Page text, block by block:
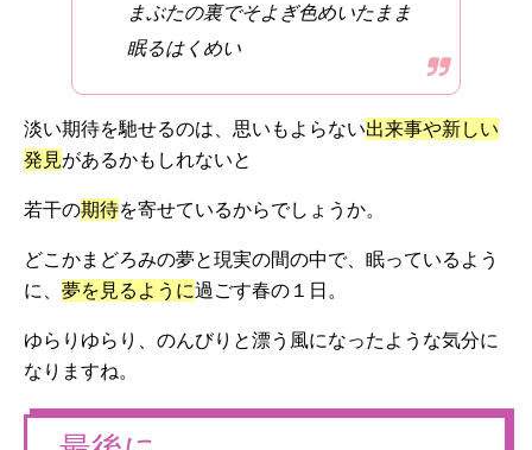
まぶたの裏でそよぎ色めいたまま
眠るはくめい
淡い期待を馳せるのは、思いもよらない出来事や新しい
発見があるかもしれないと
若干の期待を寄せているからでしょうか。
どこかまどろみの夢と現実の間の中で、眠っているよう
に、 夢を見るように過ごす春の１日。
ゆらりゆらり、のんびりと漂う風になったような気分に
なりますね。